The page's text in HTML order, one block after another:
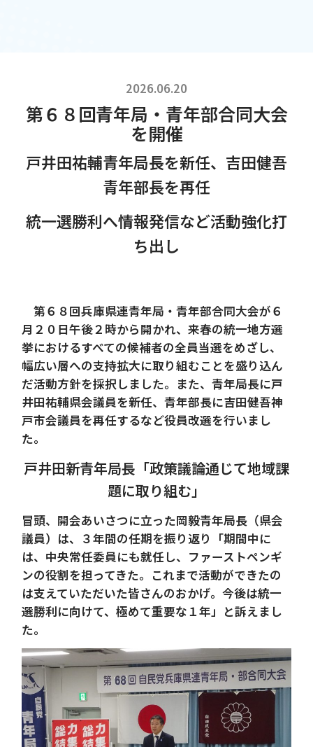
2026.06.20
第６８回青年局・青年部合同大会
を開催
戸井田祐輔青年局長を新任、吉田健吾
青年部長を再任
統一選勝利へ情報発信など活動強化打
ち出し
第６８回兵庫県連青年局・青年部合同大会が６
月２０日午後２時から開かれ、来春の統一地方選
挙におけるすべての候補者の全員当選をめざし、
幅広い層への支持拡大に取り組むことを盛り込ん
だ活動方針を採択しました。また、青年局長に戸
井田祐輔県会議員を新任、青年部長に吉田健吾神
戸市会議員を再任するなど役員改選を行いまし
た。
戸井田新青年局長「政策議論通じて地域課
題に取り組む」
冒頭、開会あいさつに立った岡毅青年局長（県会
議員）は、３年間の任期を振り返り「期間中に
は、中央常任委員にも就任し、ファーストペンギ
ンの役割を担ってきた。これまで活動ができたの
は支えていただいた皆さんのおかげ。今後は統一
選勝利に向けて、極めて重要な１年」と訴えまし
た。